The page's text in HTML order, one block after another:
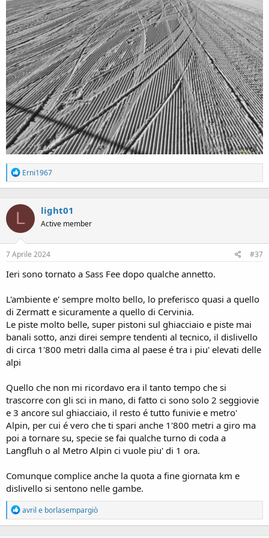
R
e
a
n
:
Erni1967
L light01
Active member
7 Aprile 2024 #37
Ieri sono tornato a Sass Fee dopo qualche annetto.
L'ambiente e' sempre molto bello, lo preferisco quasi a quello
di Zermatt e sicuramente a quello di Cervinia.
Le piste molto belle, super pistoni sul ghiacciaio e piste mai
banali sotto, anzi direi sempre tendenti al tecnico, il dislivello
di circa 1'800 metri dalla cima al paese é tra i piu' elevati delle
alpi
Quello che non mi ricordavo era il tanto tempo che si
trascorre con gli sci in mano, di fatto ci sono solo 2 seggiovie
e 3 ancore sul ghiacciaio, il resto é tutto funivie e metro'
Alpin, per cui é vero che ti spari anche 1'800 metri a giro ma
poi a tornare su, specie se fai qualche turno di coda a
Langfluh o al Metro Alpin ci vuole piu' di 1 ora.
Comunque complice anche la quota a fine giornata km e
dislivello si sentono nelle gambe.
R
e
a
avril e borlasempargiò